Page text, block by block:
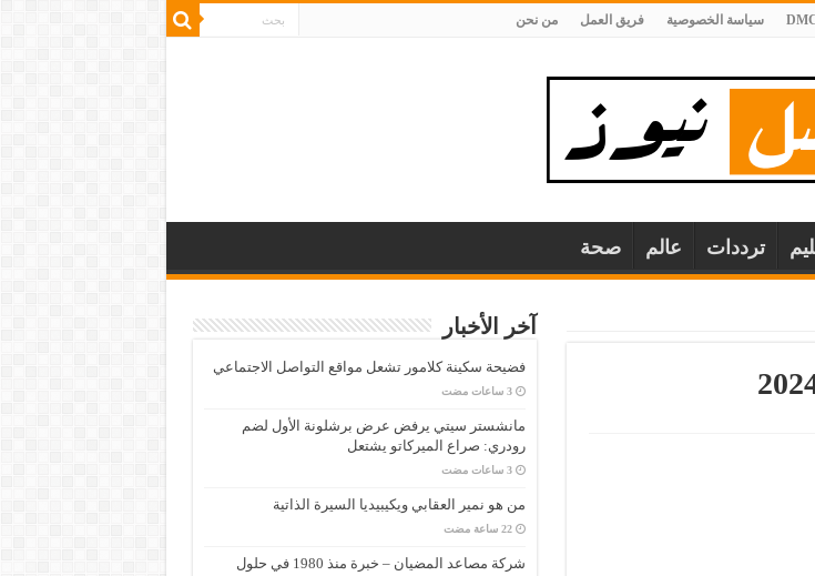
سياسة الخصوصية فريق العمل من نحن
ترددات عالم صحة
آخر الأخبار
فضيحة سكينة كلامور تشعل مواقع التواصل الاجتماعي
‏3 ساعات مضت
مانشستر سيتي يرفض عرض برشلونة الأول لضم
رودري: صراع الميركاتو يشتعل
‏3 ساعات مضت
من هو نمير العقابي ويكيبيديا السيرة الذاتية
‏22 ساعة مضت
شركة مصاعد المضيان – خبرة منذ 1980 في حلول